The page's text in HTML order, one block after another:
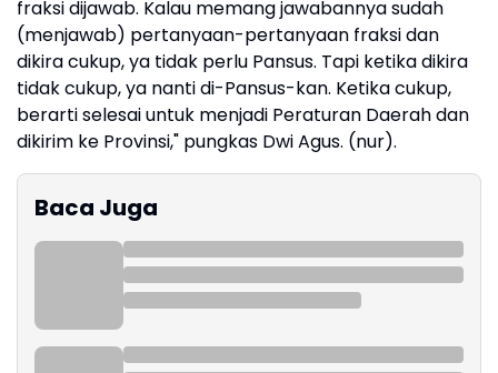
fraksi dijawab. Kalau memang jawabannya sudah
(menjawab) pertanyaan-pertanyaan fraksi dan
dikira cukup, ya tidak perlu Pansus. Tapi ketika dikira
tidak cukup, ya nanti di-Pansus-kan. Ketika cukup,
berarti selesai untuk menjadi Peraturan Daerah dan
dikirim ke Provinsi," pungkas Dwi Agus. (nur).
Baca Juga